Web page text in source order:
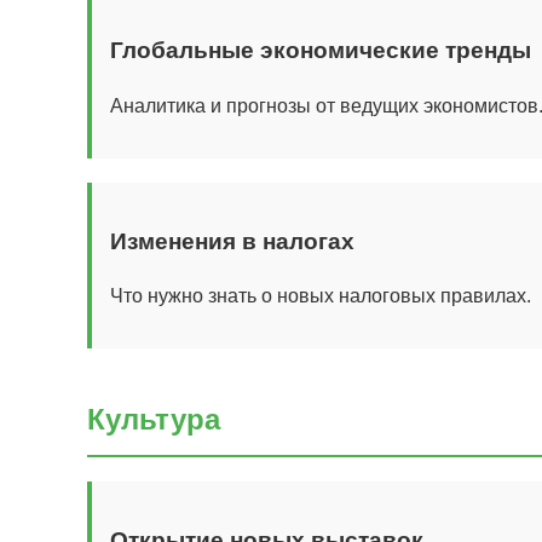
Глобальные экономические тренды
Аналитика и прогнозы от ведущих экономистов.
Изменения в налогах
Что нужно знать о новых налоговых правилах.
Культура